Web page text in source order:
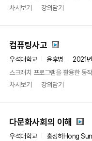
차시보기
강의담기
컴퓨팅사고
우석대학교 윤후병
2021
스크래치 프로그램을 활용한 동
차시보기
강의담기
다문화사회의 이해
우석대학교
홍성하Hong